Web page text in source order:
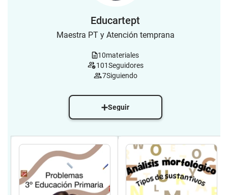
Educartept
Maestra PT y Atención temprana
10materiales
101Seguidores
7Siguiendo
Seguir